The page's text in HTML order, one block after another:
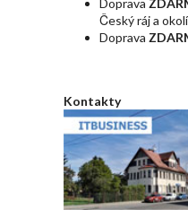
Doprava
Český ráj a okolí
Doprava
Kontakty